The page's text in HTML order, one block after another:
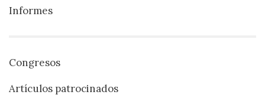
Informes
Congresos
Artículos patrocinados